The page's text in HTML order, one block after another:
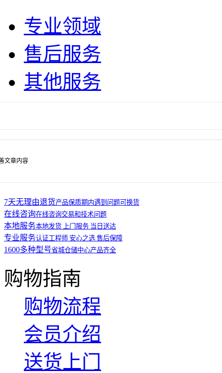
专业领域
售后服务
其他服务
文章内容
7天无理由退货产品保质期内遇到问题可换货
在线咨询在线咨询交易和技术问题
本地服务本地发货 上门服务 当日送达
专业服务认证工程师 安心之选 售后保障
1600多种型号省城仓储中心产品齐全
购物指南
购物流程
会员介绍
送货上门